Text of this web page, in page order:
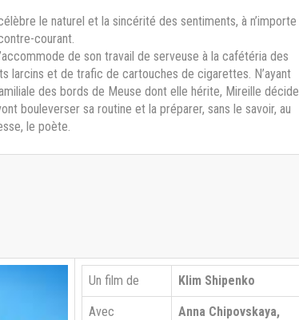
le naturel et la sincérité des sentiments, à n’importe
courant.
de son travail de serveuse à la cafétéria des
larcins et de trafic de cartouches de cigarettes. N’ayant
des bords de Meuse dont elle hérite, Mireille décide
bouleverser sa routine et la préparer, sans le savoir, au
le poète.
Un film de Klim Shipenko
Avec
Anna Chipovskaya,